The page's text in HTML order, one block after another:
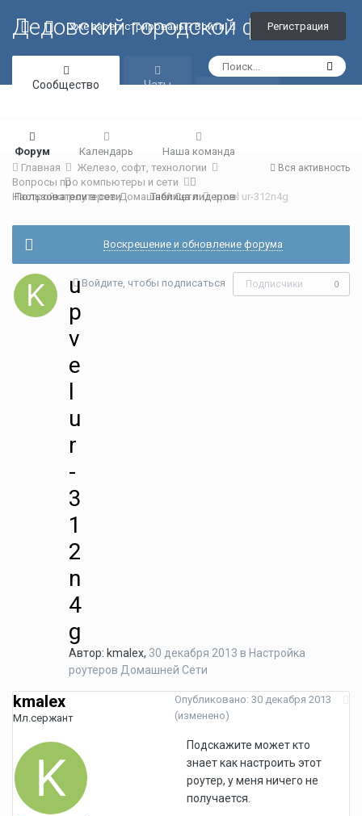
Дедовский городской форум
Уже зарегистрированы? Войти Регистрация
Сообщество
Форум Календарь Наша команда
Пользователи в сети Таблица лидеров
Чаты
Вся активность
Главная
Железо, софт, технологии
Вопросы про компьютеры и сети
Настройка роутеров Домашней Сети
upvel ur-312n4g
Воскрешение и обновление форума
Войдите, чтобы подписаться Подписчики 0
u
p
v
e
l
u
r
-
3
1
2
n
4
g
Автор: kmalex, 30 декабря 2013 в Настройка
роутеров Домашней Сети
kmalex
Мл.сержант
Опубликовано: 30 декабря 2013
(изменено)
Подскажите может кто
знает как настроить этот
роутер, у меня ничего не
получается.